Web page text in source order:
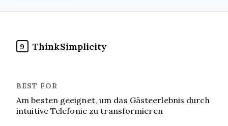
9 ThinkSimplicity
Am besten geeignet, um das Gästeerlebnis durch
intuitive Telefonie zu transformieren